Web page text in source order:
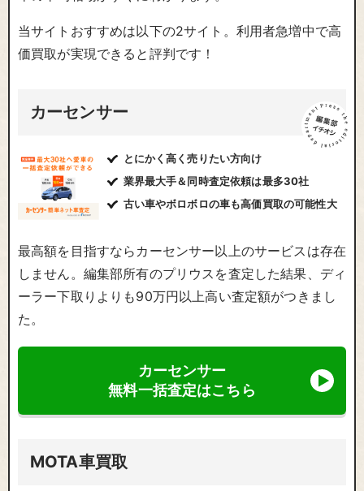
当サイトおすすめは以下の2サイト。利用者急増中で高
価買取が実現できると評判です！
カーセンサー
とにかく高く売りたい方向け
業界最大手＆同時査定依頼は最多30社
古い車やボロボロの車も高価買取の可能性大
最高額を目指すならカーセンサー以上のサービスは存在
しません。編集部所有のプリウスを査定した結果、ディ
ーラー下取りよりも90万円以上高い査定額がつきまし
た。
カーセンサー
無料一括査定はこちら
MOTA車買取